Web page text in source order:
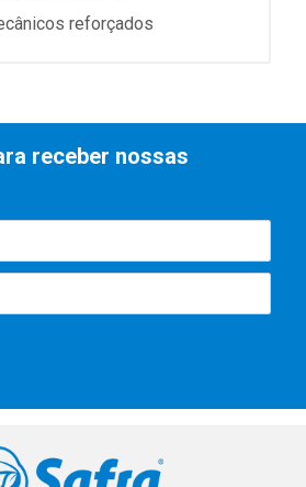
reforçados
receber nossas